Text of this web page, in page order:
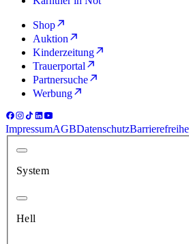
Shop
Auktion
Kinderzeitung
Trauerportal
Partnersuche
Werbung
ImpressumAGBDatenschutz
System
Hell